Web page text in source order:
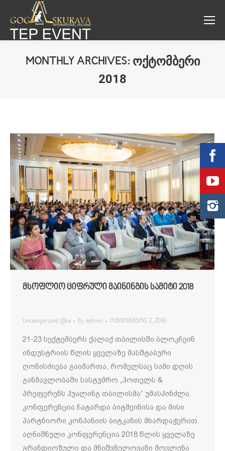
MONTHLY ARCHIVES: ᲝᲥᲢᲝᲛᲑᲔᲠᲘ
2018
მსოფლიო ციფრული მაინინგის სამიტი 2018
Uncategorized @ka By admini ოქტომბერი 2, 2018
21-23 სექტემბერს ქალაქ თბილისში ბლოკჩეინ
ინდუსტრიის წლის ყველაზე მასშტაბური
ღონისძიება გაიმართა, რომელსაც სამი დღის
განმავლობაში სასტუმრო „ჰოთელს &
პრეფერენს ჰუალინგ თბილისმა“ უმასპინძლა.
კონფერენცია ჩატარდა ბიტმეინისა და მისი
პარტნიორი კონპანიის ბიტკანის მხარდაჭერით.
აღნიშნული კონფერენცია 2018 წლის ყველაზე
გრანდიოზული და მნიშვნელოვანი მოვლენა